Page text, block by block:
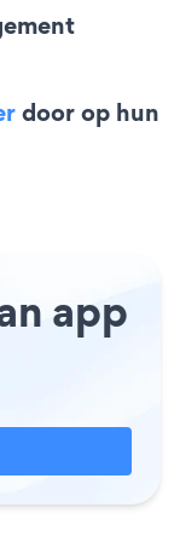
door op hun
app